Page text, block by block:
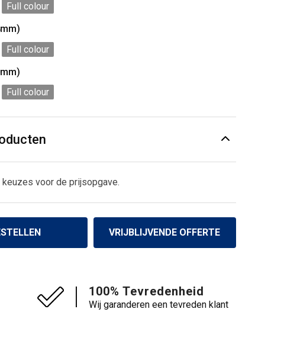
Full colour
Full colour
Full colour
voor de prijsopgave.
VRIJBLIJVENDE OFFERTE
100% Tevredenheid
Wij garanderen een tevreden klant